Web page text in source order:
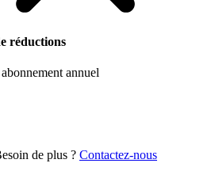
réductions
annuel
de plus ? Contactez-nous